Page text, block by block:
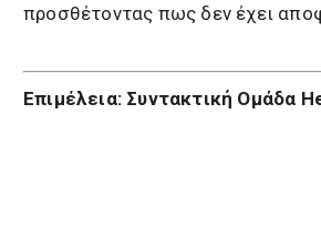
προσθέτοντας πως δεν έχει
Επιμέλεια: Συντακτική Ομάδα